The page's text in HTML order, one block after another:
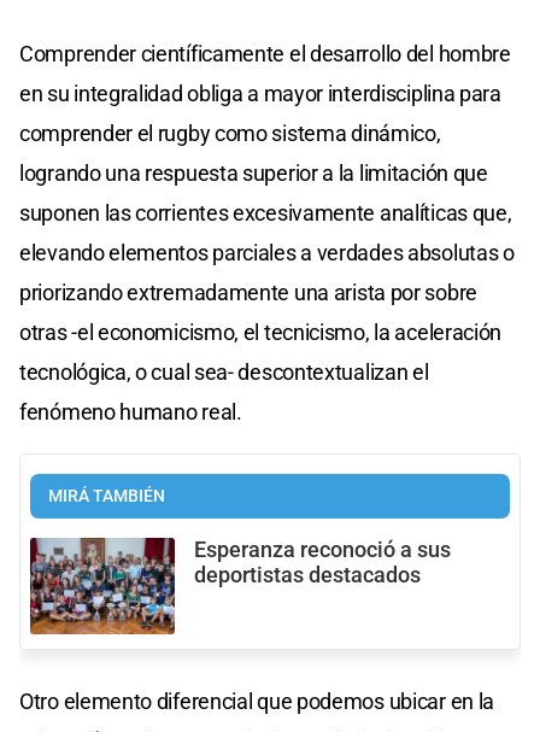
Comprender científicamente el desarrollo del hombre
en su integralidad obliga a mayor interdisciplina para
comprender el rugby como sistema dinámico,
logrando una respuesta superior a la limitación que
suponen las corrientes excesivamente analíticas que,
elevando elementos parciales a verdades absolutas o
priorizando extremadamente una arista por sobre
otras -el economicismo, el tecnicismo, la aceleración
tecnológica, o cual sea- descontextualizan el
fenómeno humano real.
MIRÁ TAMBIÉN
Esperanza reconoció a sus
deportistas destacados
Otro elemento diferencial que podemos ubicar en la